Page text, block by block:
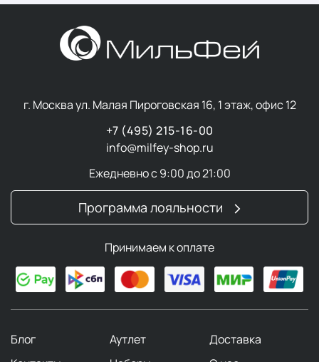
г. Москва ул. Малая Пироговская 16, 1 этаж, офис 12
+7 (495) 215-16-00
info@milfey-shop.ru
Ежедневно с 9:00 до 21:00
Программа лояльности
Принимаем к оплате
Блог Аутлет
Доставка